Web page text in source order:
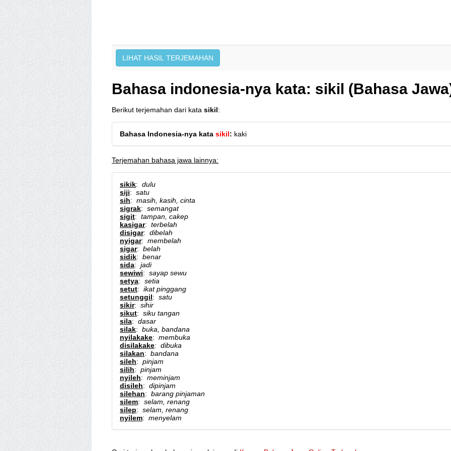
Bahasa indonesia-nya kata: sikil (Bahasa
Berikut terjemahan dari kata sikil:
Bahasa Indonesia-nya kata sikil: kaki
Terjemahan bahasa jawa lainnya:
sikik: dulu
siji: satu
sih: masih, kasih, cinta
sigrak: semangat
sigit: tampan, cakep
kasigar: terbelah
disigar: dibelah
nyigar: membelah
sigar: belah
sidik: benar
sida: jadi
sewiwi: sayap sewu
setya: setia
setut: ikat pinggang
setunggil: satu
sikir: sihir
sikut: siku tangan
sila: dasar
silak: buka, bandana
nyilakake: membuka
disilakake: dibuka
silakan: bandana
sileh: pinjam
silih: pinjam
nyileh: meminjam
disileh: dipinjam
silehan: barang pinjaman
silem: selam, renang
silep: selam, renang
nyilem: menyelam